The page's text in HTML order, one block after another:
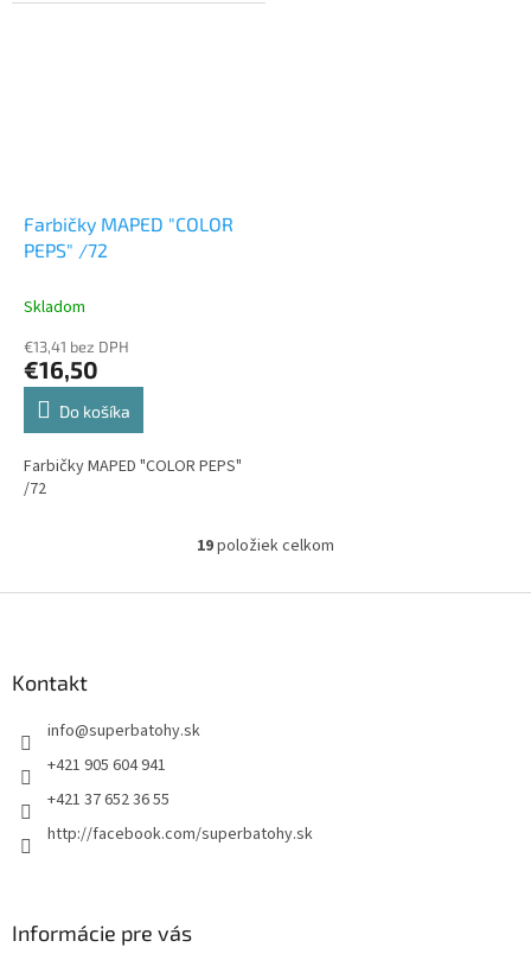
Farbičky MAPED "COLOR
PEPS" /72
Skladom
€13,41 bez DPH
€16,50
Do košíka
Farbičky MAPED "COLOR PEPS"
/72
O
l
k
19položiek celkom
Kontakt
info@superbatohy.sk
+421 905 604 941
+421 37 652 36 55
http://facebook.com/superbatohy.sk
Informácie pre vás